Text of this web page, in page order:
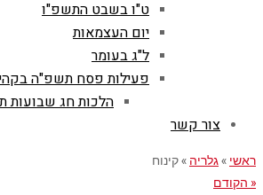
ט"ו בשבט התשפ"ו
יום העצמאות
ל"ג בעומר
פעילות פסח תשפ"ה
הלכות חג שבועות
צור קשר
ראשי »גלריה »קינוח
« הקודם